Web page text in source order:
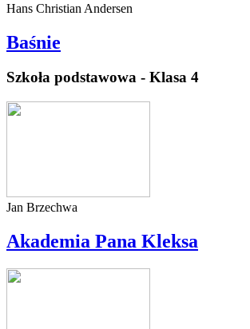
Hans Christian Andersen
Baśnie
Szkoła podstawowa - Klasa 4
Jan Brzechwa
Akademia Pana Kleksa